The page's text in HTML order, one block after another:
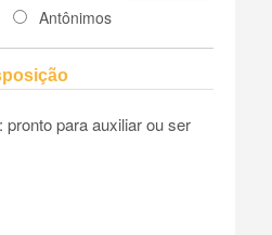
Antônimos
para auxiliar ou ser